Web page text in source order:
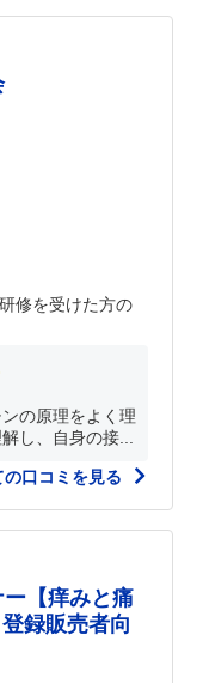
修を受けた方の
の原理をよく理
し、自身の接...
の口コミを見る
【痒みと痛
録販売者向